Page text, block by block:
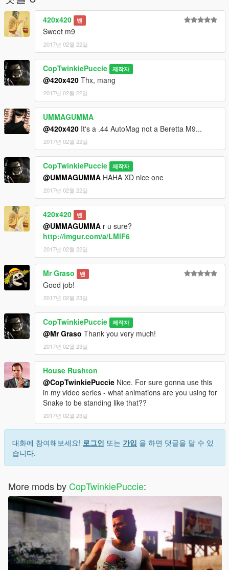
420x420 밴
Sweet m9
2017년 02월 22일
CopTwinkiePuccie 제작자
@420x420 Thx, mang
2017년 02월 22일
UMMAGUMMA
@420x420 It's a .44 AutoMag not a Beretta M9...
2017년 02월 22일
CopTwinkiePuccie 제작자
@UMMAGUMMA HAHA XD nice one
2017년 02월 22일
420x420 밴
@UMMAGUMMA r u sure?
http://imgur.com/a/LMlF6
2017년 02월 22일
Mr Graso 밴
Good job!
2017년 02월 23일
CopTwinkiePuccie 제작자
@Mr Graso Thank you very much!
2017년 02월 23일
House Rushton
@CopTwinkiePuccie Nice. For sure gonna use this
in my video series - what animations are you using for
Snake to be standing like that??
2017년 02월 23일
대화에 참여해보세요! 로그인 또는 가입 을 하면 댓글을 달 수 있
습니다.
More mods by CopTwinkiePuccie: